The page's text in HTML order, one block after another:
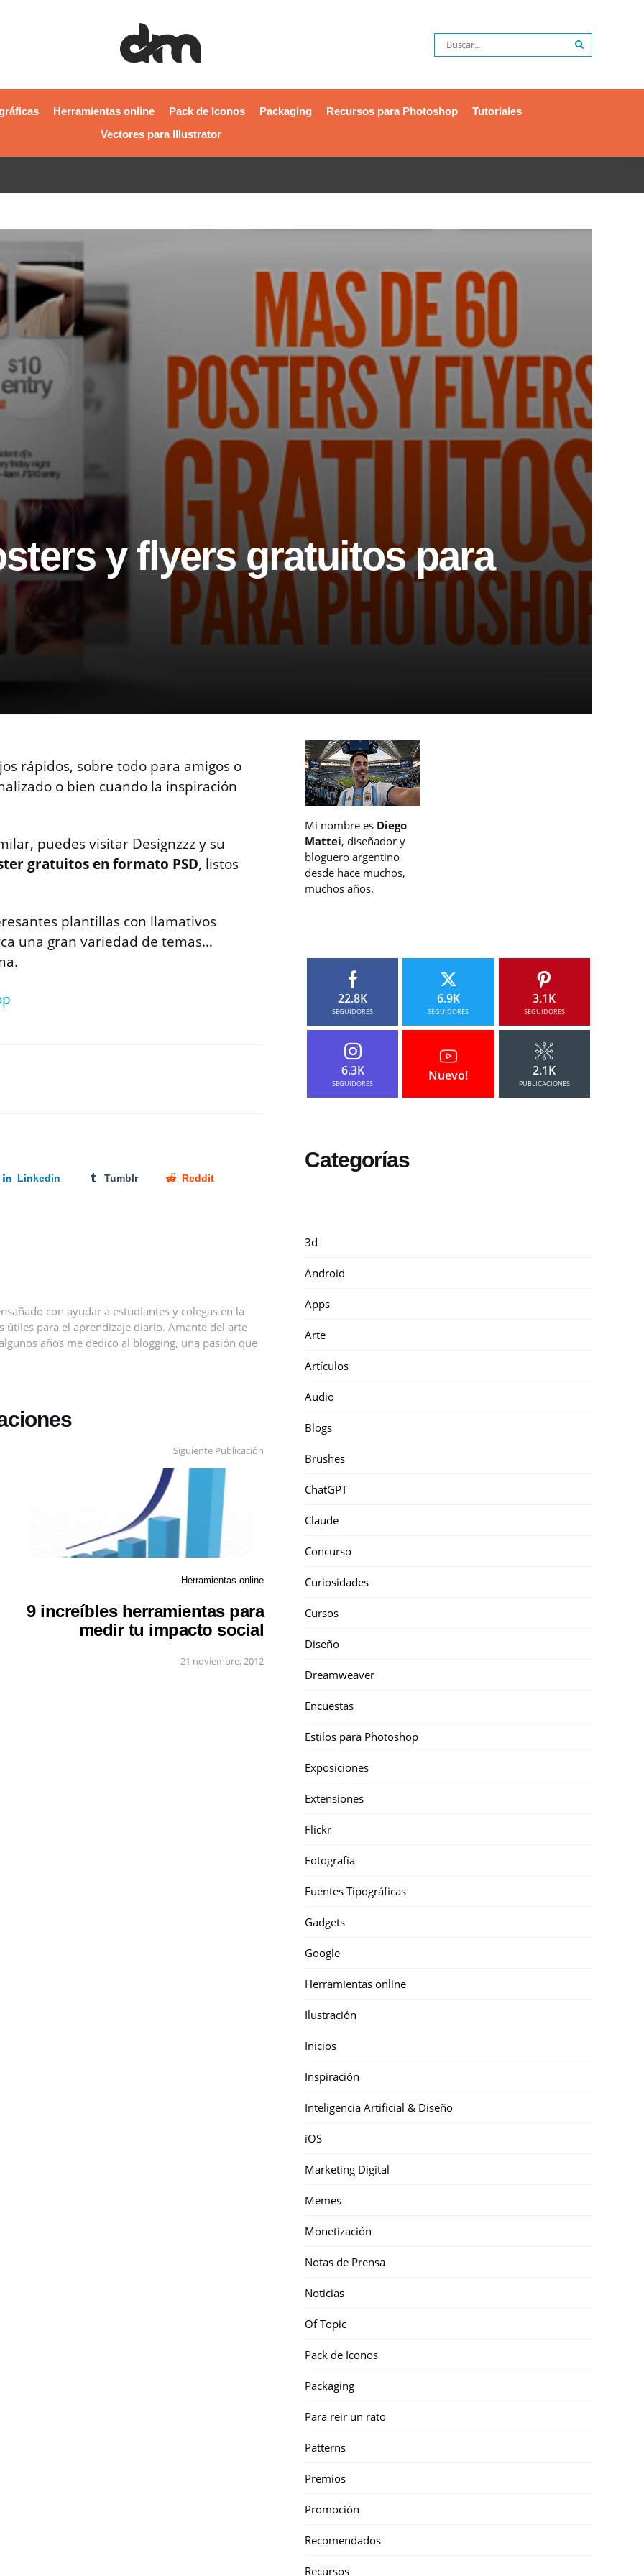
Herramientas online Pack de Iconos Packaging Recursos para Photoshop
Tutoriales
Vectores para Illustrator
y flyers gratuitos para
rápidos, sobre todo para amigos o
o bien cuando la inspiración
puedes visitar Designzzz y su
gratuitos en formato PSD, listos
plantillas con llamativos
una gran variedad de temas…
Linkedin Tumblr Reddit
con ayudar a estudiantes y colegas en la
útiles para el aprendizaje diario. Amante del arte
años me dedico al blogging, una pasión que
Siguiente Publicación
Herramientas online
9 increíbles herramientas para
medir tu impacto social
21 noviembre, 2012
Mi nombre es Diego
Mattei, diseñador y
bloguero argentino
desde hace muchos,
muchos años.
22.8K
SEGUIDORES
6.9K
SEGUIDORES
3.1K
SEGUIDORES
6.3K
SEGUIDORES
Nuevo! 2.1K
PUBLICACIONES
Categorías
3d
Android
Apps
Arte
Artículos
Audio
Blogs
Brushes
ChatGPT
Claude
Concurso
Curiosidades
Cursos
Diseño
Dreamweaver
Encuestas
Estilos para Photoshop
Exposiciones
Extensiones
Flickr
Fotografía
Fuentes Tipográficas
Gadgets
Google
Herramientas online
Ilustración
Inicios
Inspiración
Inteligencia Artificial & Diseño
iOS
Marketing Digital
Memes
Monetización
Notas de Prensa
Noticias
Of Topic
Pack de Iconos
Packaging
Para reir un rato
Patterns
Premios
Promoción
Recomendados
Recursos